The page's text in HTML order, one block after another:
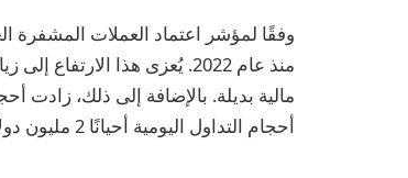
منذ عام 2022. يُعزى هذا
مالية بديلة. بالإضافة إلى ذلك، زادت
أحجام التداول اليومية أحيانًا 2 مليون دولار أمريكي.